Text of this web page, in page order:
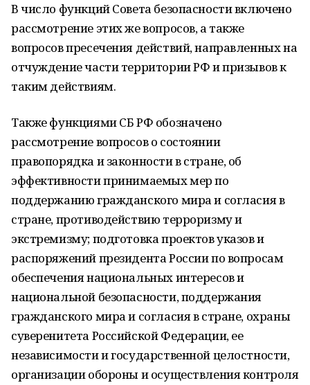
В число функций Совета безопасности включено
рассмотрение этих же вопросов, а также
вопросов пресечения действий, направленных на
отчуждение части территории РФ и призывов к
таким действиям.
Также функциями СБ РФ обозначено
рассмотрение вопросов о состоянии
правопорядка и законности в стране, об
эффективности принимаемых мер по
поддержанию гражданского мира и согласия в
стране, противодействию терроризму и
экстремизму; подготовка проектов указов и
распоряжений президента России по вопросам
обеспечения национальных интересов и
национальной безопасности, поддержания
гражданского мира и согласия в стране, охраны
суверенитета Российской Федерации, ее
независимости и государственной целостности,
организации обороны и осуществления контроля